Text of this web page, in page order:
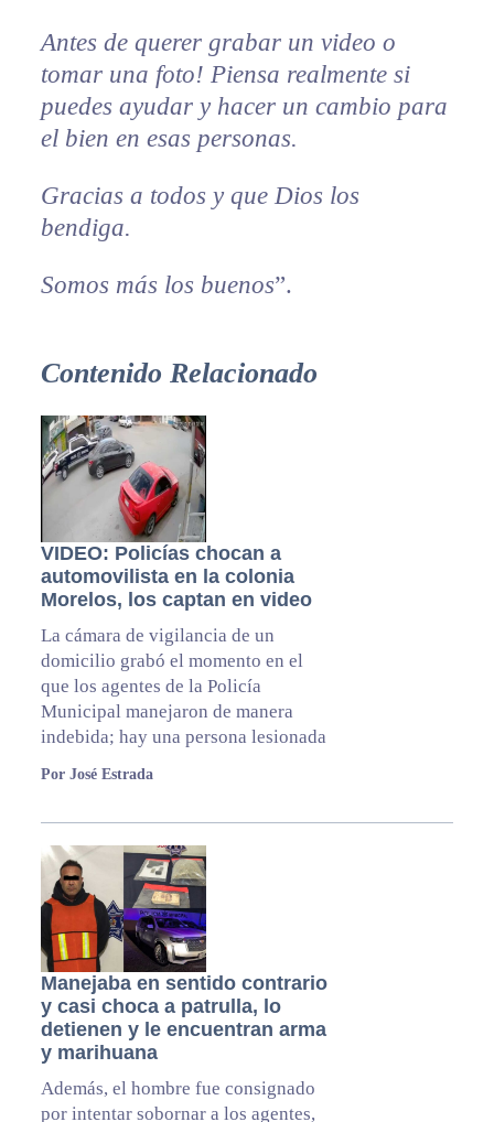
Antes de querer grabar un video o
tomar una foto! Piensa realmente si
puedes ayudar y hacer un cambio para
el bien en esas personas.
Gracias a todos y que Dios los
bendiga.
Somos más los buenos”.
Contenido Relacionado
VIDEO: Policías chocan a
automovilista en la colonia
Morelos, los captan en video
La cámara de vigilancia de un
domicilio grabó el momento en el
que los agentes de la Policía
Municipal manejaron de manera
indebida; hay una persona lesionada
Por José Estrada
Manejaba en sentido contrario
y casi choca a patrulla, lo
detienen y le encuentran arma
y marihuana
Además, el hombre fue consignado
por intentar sobornar a los agentes,